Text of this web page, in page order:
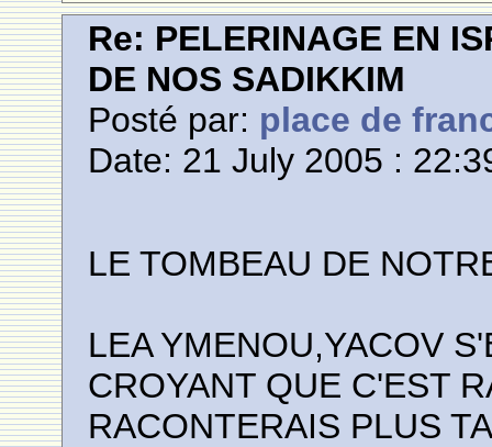
Re: PELERINAGE EN
DE NOS SADIKKIM
Posté par: place de
Date: 21 July 2005 :
LE TOMBEAU DE
LEA YMENOU,YACOV
CROYANT QUE C'EST
RACONTERAIS PLUS